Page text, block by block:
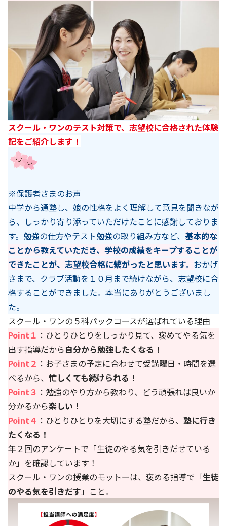
スクール・ワンのテスト対策で、志望校に合格された体験
記をご紹介します！
※保護者さまのお声
中学から通塾し、娘の性格をよく理解して意見を聞きなが
ら、しっかり寄り添っていただけたことに感謝しておりま
す。勉強の仕方やテスト勉強の取り組み方など、 基本的な
ことから教えていただき、学校の成績をキープすることが
できたことが、志望校合格に繋がったと思います。 おかげ
さまで、クラブ活動を１０月まで続けながら、志望校に合
格することができました。本当にありがとうございまし
た。
スクール・ワンの５科パックコースが選ばれている理由
Point１ ： ひとりひとりをしっかり見て、褒めてやる気を
出す指導だから自分から勉強したくなる！
Point２ ： お子さまの予定に合わせて受講曜日・時間を選
べるから、 忙しくても続けられる！
Point３ ： 勉強のやり方から教わり、どう頑張れば良いか
分かるから楽しい！
Point４ ： ひとりひとりを大切にする塾だから、 塾に行き
たくなる！
年２回のアンケートで「生徒のやる気を引きだせている
か」を確認しています！
スクール・ワンの授業のモットーは、褒める指導で「生徒
のやる気を引きだす」こと。